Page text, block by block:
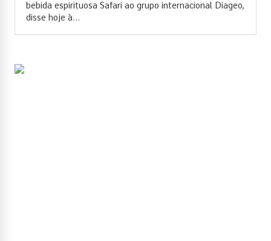
bebida espirituosa Safari ao grupo internacional Diageo,
disse hoje à...